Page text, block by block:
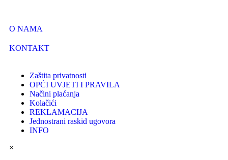
O NAMA
KONTAKT
Zaštita privatnosti
OPĆI UVJETI I PRAVILA
Načini plaćanja
Kolačići
REKLAMACIJA
Jednostrani raskid ugovora
INFO
×